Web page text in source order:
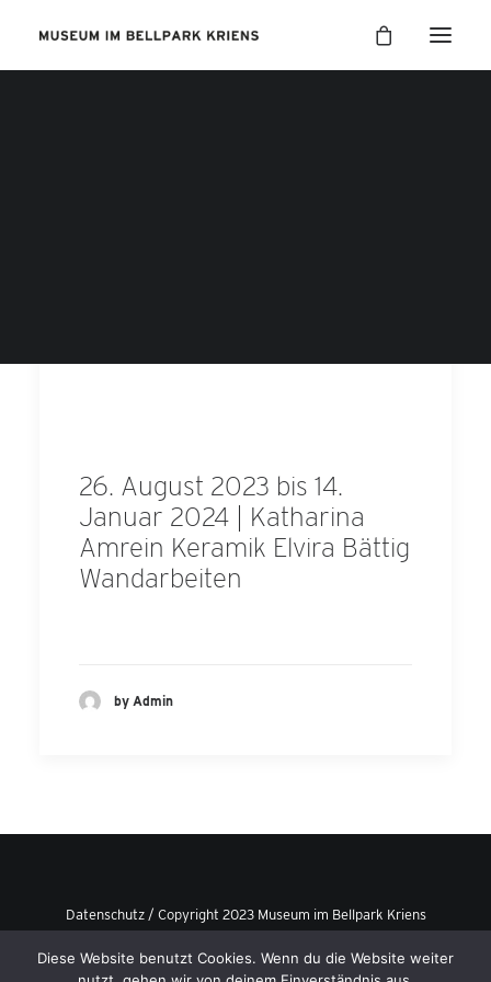
26. August 2023 bis 14.
Januar 2024 | Katharina
Amrein Keramik Elvira Bättig
Wandarbeiten
by Admin
Datenschutz/ Copyright 2023 Museum im Bellpark Kriens
Diese Website benutzt Cookies. Wenn du die Website weiter